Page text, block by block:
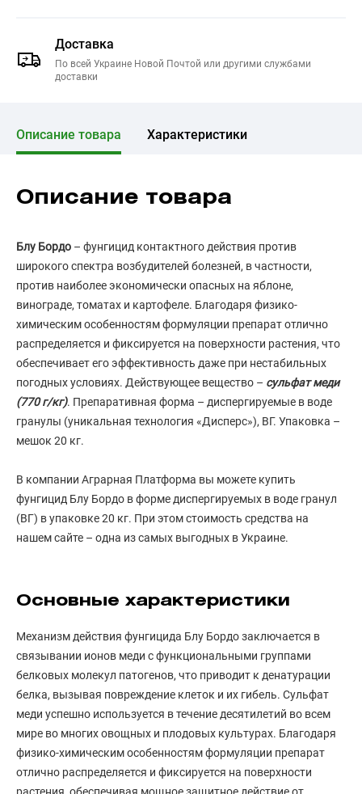
Доставка
По всей Украине Новой Почтой или другими службами
доставки
Описание товара Характеристики
Описание товара
Блу Бордо – фунгицид контактного действия против
широкого спектра возбудителей болезней, в частности,
против наиболее экономически опасных на яблоне,
винограде, томатах и картофеле. Благодаря физико-
химическим особенностям формуляции препарат отлично
распределяется и фиксируется на поверхности растения, что
обеспечивает его эффективность даже при нестабильных
погодных условиях. Действующее вещество – сульфат меди
(770 г/кг). Препаративная форма – диспергируемые в воде
гранулы (уникальная технология «Дисперс»), ВГ. Упаковка –
мешок 20 кг.
В компании Аграрная Платформа вы можете купить
фунгицид Блу Бордо в форме диспергируемых в воде гранул
(ВГ) в упаковке 20 кг. При этом стоимость средства на
нашем сайте – одна из самых выгодных в Украине.
Основные характеристики
Механизм действия фунгицида Блу Бордо заключается в
связывании ионов меди с функциональными группами
белковых молекул патогенов, что приводит к денатурации
белка, вызывая повреждение клеток и их гибель. Сульфат
меди успешно используется в течение десятилетий во всем
мире во многих овощных и плодовых культурах. Благодаря
физико-химическим особенностям формуляции препарат
отлично распределяется и фиксируется на поверхности